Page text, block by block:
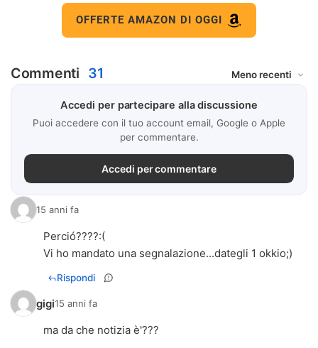
OFFERTE AMAZON DI OGGI
Commenti 31
Accedi per partecipare alla discussione
Puoi accedere con il tuo account email, Google o Apple
per commentare.
Accedi per commentare
15 anni fa
Perció????:(
Vi ho mandato una segnalazione...dategli 1 okkio;)
Rispondi
gigi15 anni fa
ma da che notizia è'???